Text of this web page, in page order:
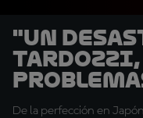
"Un
en
De la perfección en